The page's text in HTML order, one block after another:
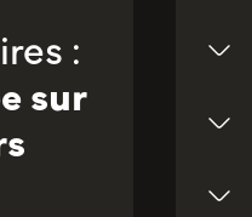
:
sur